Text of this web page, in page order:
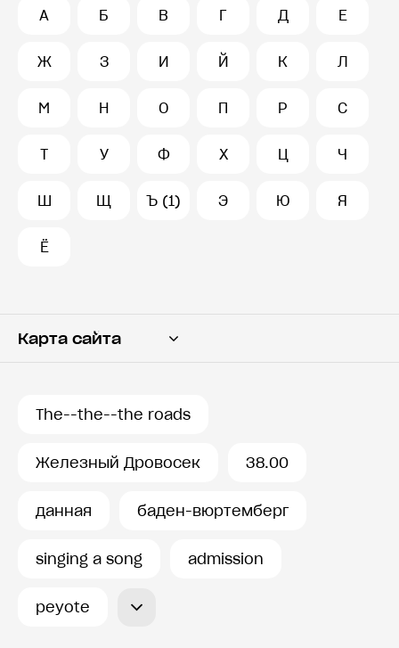
А Б В Г Д Е
Ж З И Й К Л
М Н О П Р С
Т У Ф Х Ц Ч
Ш Щ Ъ (1) Э Ю Я
Ё
Карта сайта
The--the--the roads
Железный Дровосек 38.00
данная баден-вюртемберг
singing a song admission
peyote